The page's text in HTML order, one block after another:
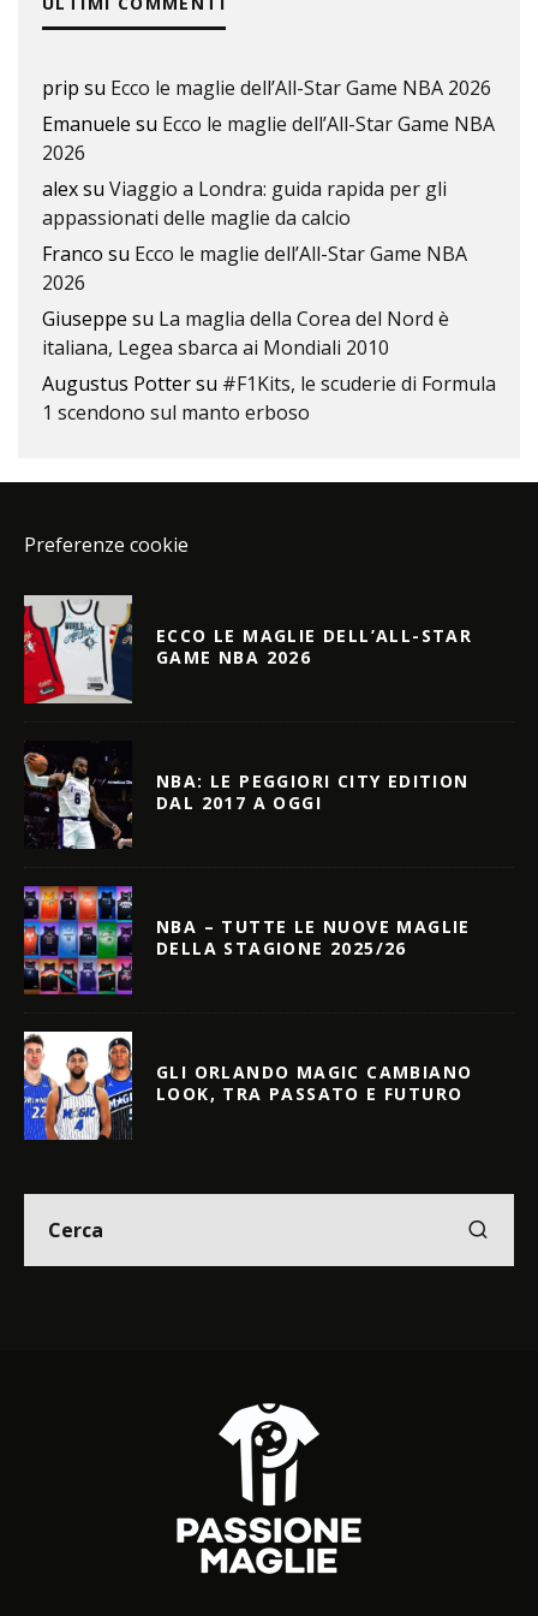
prip su Ecco le maglie dell’All-Star Game NBA 2026
Emanuele su Ecco le maglie dell’All-Star Game NBA
2026
alexsu Viaggio a Londra: guida rapida per gli
appassionati delle maglie da calcio
Franco su Ecco le maglie dell’All-Star Game NBA
2026
Giuseppe su La maglia della Corea del Nord è
italiana, Legea sbarca ai Mondiali 2010
Augustus Pottersu #F1Kits, le scuderie di Formula
1 scendono sul manto erboso
Preferenze cookie
ECCO LE MAGLIE DELL’ALL-STAR
GAME NBA 2026
NBA: LE PEGGIORI CITY EDITION
DAL 2017 A OGGI
NBA – TUTTE LE NUOVE MAGLIE
DELLA STAGIONE 2025/26
GLI ORLANDO MAGIC CAMBIANO
LOOK, TRA PASSATO E FUTURO